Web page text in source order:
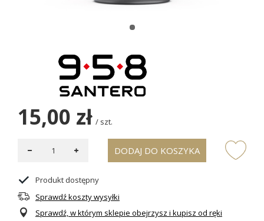
15,00 zł / szt.
DODAJ DO KOSZYKA
Produkt dostępny
Sprawdź koszty wysyłki
Sprawdź, w którym sklepie obejrzysz i kupisz od ręki